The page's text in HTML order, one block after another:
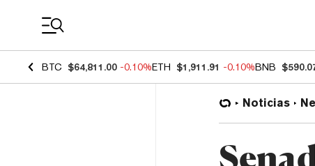
BTC $64,811.00 -0.10%ETH $1,911.91 -0.10%BNB
Noticias